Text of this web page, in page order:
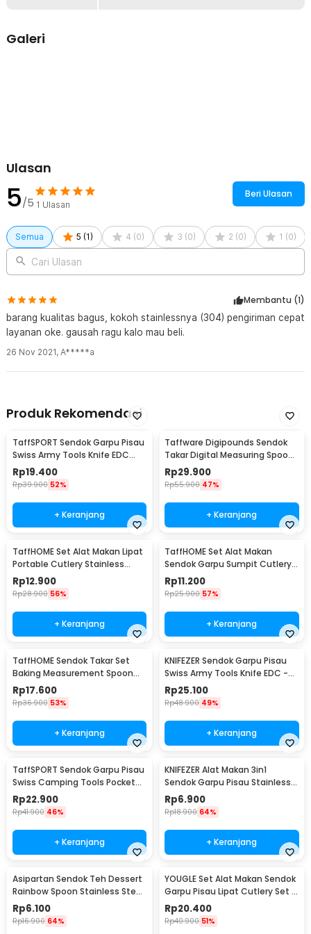
premium pada set perlengkapan makan ini mudah dibersihkan,
6 x Garpu
6 x Sendok Teh
Galeri
Ulasan
5/5 1 Ulasan
Beri Ulasan
Semua 5 (1 ) 4 (0) 3 (0) 2 (0) 1 (0)
Cari Ulasan
Membantu (1)
barang kualitas bagus, kokoh stainlessnya (304) pengiriman cepat
layanan oke. gausah ragu kalo mau beli.
26 Nov 2021, A*****a
Produk Rekomendasi
TaffSPORT Sendok Garpu Pisau
Swiss Army Tools Knife EDC
6in1 - A007
Rp19.400
Rp39.900 52%
+ Keranjang
Taffware Digipounds Sendok
Takar Digital Measuring Spoon
500g 0.1g - HM10
Rp29.900
Rp55.900 47%
+ Keranjang
TaffHOME Set Alat Makan Lipat
Portable Cutlery Stainless
Steel 410 - AOTU
Rp12.900
Rp28.900 56%
+ Keranjang
TaffHOME Set Alat Makan
Sendok Garpu Sumpit Cutlery
with Pouch - CJ0091
Rp11.200
Rp25.900 57%
+ Keranjang
TaffHOME Sendok Takar Set
Baking Measurement Spoon
0.62-15ml 6 PCS - 16752
Rp17.600
Rp36.900 53%
+ Keranjang
KNIFEZER Sendok Garpu Pisau
Swiss Army Tools Knife EDC -
A010
Rp25.100
Rp48.900 49%
+ Keranjang
TaffSPORT Sendok Garpu Pisau
Swiss Camping Tools Pocket
Knife EDC 5in1 - A008
Rp22.900
Rp41.900 46%
+ Keranjang
KNIFEZER Alat Makan 3in1
Sendok Garpu Pisau Stainless
Travel 20cm - HG1514
Rp6.900
Rp18.900 64%
+ Keranjang
Asipartan Sendok Teh Dessert
Rainbow Spoon Stainless Steel
Bulat - A014
Rp6.100
Rp16.900 64%
YOUGLE Set Alat Makan Sendok
Garpu Pisau Lipat Cutlery Set 3
PCS - A009
Rp20.400
Rp40.900 51%